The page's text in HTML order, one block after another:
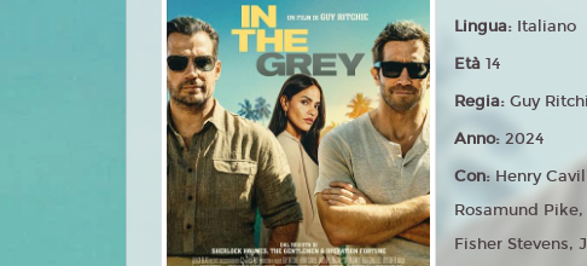
Lingua: Italiano
Età14
Regia:Guy
Anno:2024
Con:Henry
Rosamund
Fisher Stevens,